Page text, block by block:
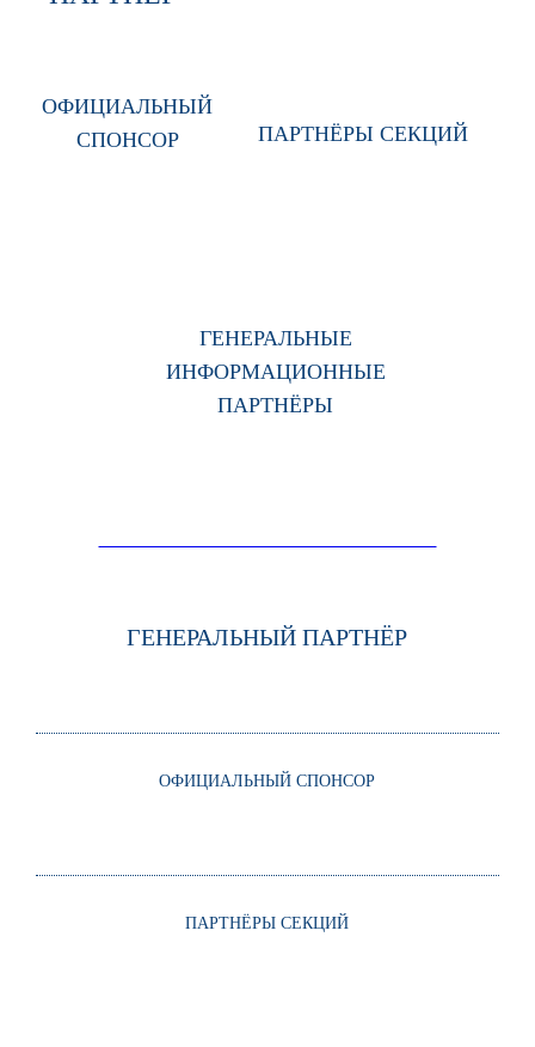
ОФИЦИАЛЬНЫЙ
СПОНСОР
ПАРТНЁРЫ СЕКЦИЙ
ГЕНЕРАЛЬНЫЕ
ИНФОРМАЦИОННЫЕ
ПАРТНЁРЫ
ГЕНЕРАЛЬНЫЙ ПАРТНЁР
ОФИЦИАЛЬНЫЙ СПОНСОР
ПАРТНЁРЫ СЕКЦИЙ